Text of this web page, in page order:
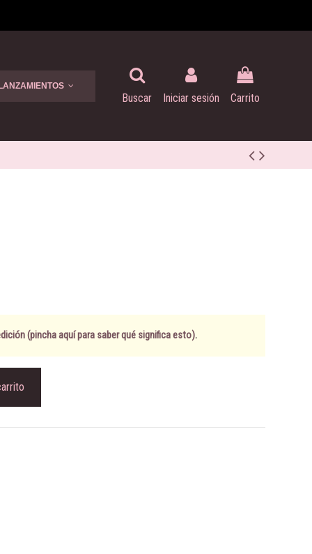
Buscar Iniciar sesión Carrito
(pincha aquí para saber qué significa esto).